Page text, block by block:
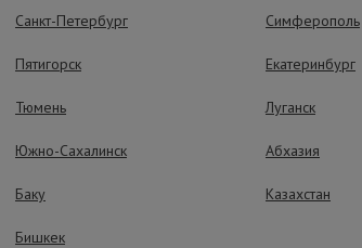
– эффективная
Санкт-Петербург Симферополь
Пятигорск Екатеринбург
Тюмень Луганск
Южно-Сахалинск Абхазия
Баку Казахстан
Бишкек